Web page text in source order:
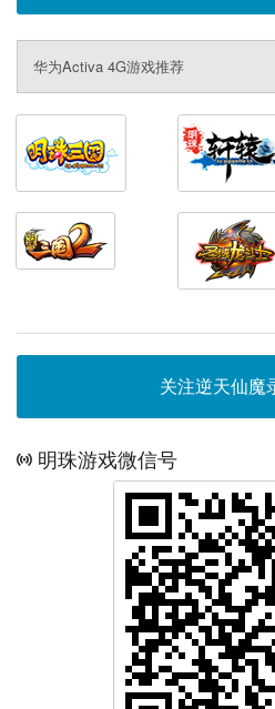
华为Activa 4G游戏推荐
关注逆天仙魔
明珠游戏微信号